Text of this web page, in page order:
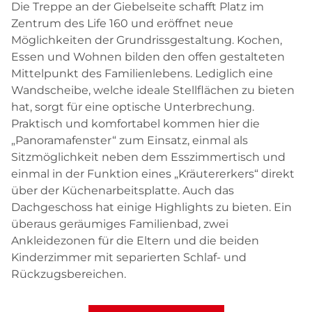
Die Treppe an der Giebelseite schafft Platz im
Zentrum des Life 160 und eröffnet neue
Möglichkeiten der Grundrissgestaltung. Kochen,
Essen und Wohnen bilden den offen gestalteten
Mittelpunkt des Familienlebens. Lediglich eine
Wandscheibe, welche ideale Stellflächen zu bieten
hat, sorgt für eine optische Unterbrechung.
Praktisch und komfortabel kommen hier die
„Panoramafenster“ zum Einsatz, einmal als
Sitzmöglichkeit neben dem Esszimmertisch und
einmal in der Funktion eines „Kräutererkers“ direkt
über der Küchenarbeitsplatte. Auch das
Dachgeschoss hat einige Highlights zu bieten. Ein
überaus geräumiges Familienbad, zwei
Ankleidezonen für die Eltern und die beiden
Kinderzimmer mit separierten Schlaf- und
Rückzugsbereichen.